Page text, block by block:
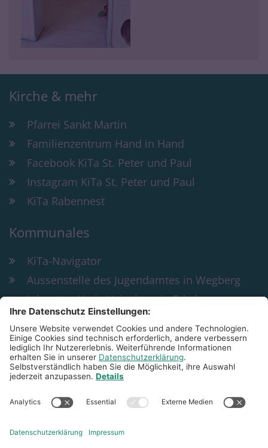
Kirche & mehr
Pfarrei Sankt Martin
Familienzentrum Hand in Hand
Facebook KiTa St. Peter und Paul
Instagram KiTa St. Peter und Paul
KiTa Rabennest
Kommunales
KiTa-Navigator
Aussenstelle des Jugendamtes in Wegberg
Jobcenter Kreis Heinsberg in Erkelenz
Bildung und Teilhabe
KiTa St. Peter & Paul Wegberg
Rathausplatz 29
02434 4862
peter-und-paul@familienzentrum-